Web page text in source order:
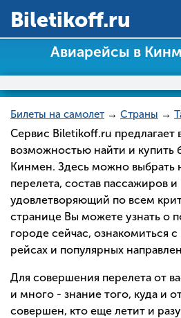
Вiletikoff.ru
Авиарейсы в
Билеты на самолет → Страны →
Сервис Biletikoff.ru предлагает
возможностью найти и купить
Кинмен. Здесь можно выбрать
перелета, состав пассажиров и
удовлетворяющий по всем
странице Вы можете узнать о
городе сейчас, ознакомиться
рейсах и популярных
Для совершения перелета от
и много - знание того, куда и
совершен, кто еще летит и